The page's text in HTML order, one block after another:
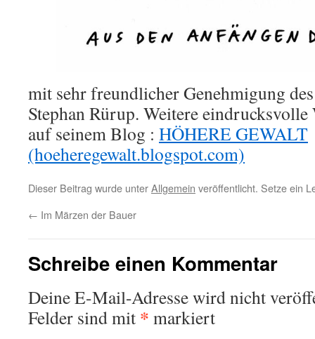
mit sehr freundlicher Genehmigung
Stephan Rürup. Weitere eindrucksvolle
auf seinem Blog : HÖHERE GEWALT
(hoeheregewalt.blogspot.com)
Dieser Beitrag wurde unterAllgemein veröffentlicht. Setze ein
← Im Märzen der Bauer
Schreibe einen Kommentar
Deine E-Mail-Adresse wird nicht
Felder sind mit * markiert